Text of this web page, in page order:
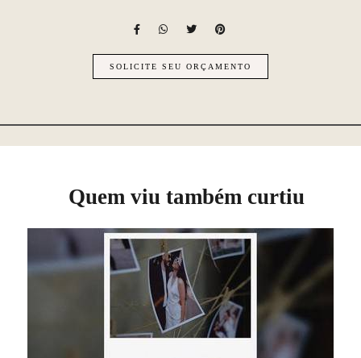
SOLICITE SEU ORÇAMENTO
Quem viu também curtiu